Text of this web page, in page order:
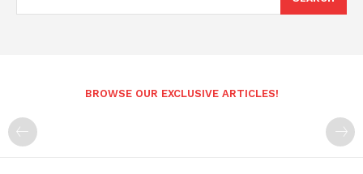
BROWSE OUR EXCLUSIVE ARTICLES!